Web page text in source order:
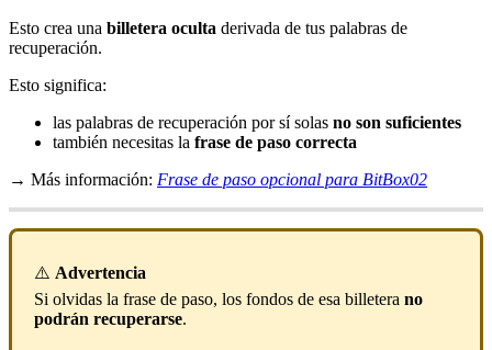
Esto crea una billetera oculta derivada de tus palabras de
recuperación.
Esto significa:
las palabras de recuperación por sí solas no son suficientes
también necesitas la frase de paso correcta
→ Más información: Frase de paso opcional para BitBox02
⚠️ Advertencia
Si olvidas la frase de paso, los fondos de esa billetera no
podrán recuperarse.